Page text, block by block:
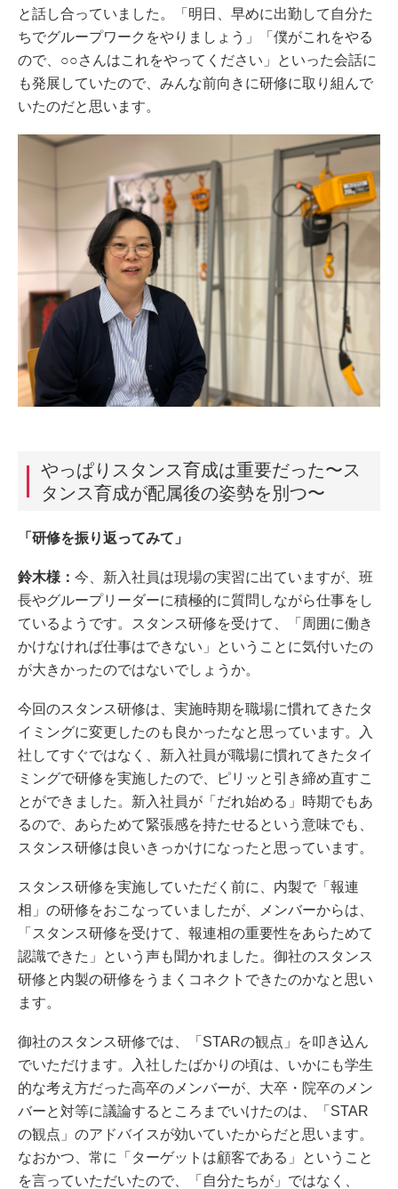
と話し合っていました。「明日、早めに出勤して自分た
ちでグループワークをやりましょう」「僕がこれをやる
ので、○○さんはこれをやってください」といった会話に
も発展していたので、みんな前向きに研修に取り組んで
いたのだと思います。
やっぱりスタンス育成は重要だった〜ス
タンス育成が配属後の姿勢を別つ〜
「研修を振り返ってみて 」
鈴木様： 今、新入社員は現場の実習に出ていますが、班
長やグループリーダーに積極的に質問しながら仕事をし
ているようです。スタンス研修を受けて、「周囲に働き
かけなければ仕事はできない」ということに気付いたの
が大きかったのではないでしょうか。
今回のスタンス研修は、実施時期を職場に慣れてきたタ
イミングに変更したのも良かったなと思っています。入
社してすぐではなく、新入社員が職場に慣れてきたタイ
ミングで研修を実施したので、ピリッと引き締め直すこ
とができました。新入社員が「だれ始める」時期でもあ
るので、あらためて緊張感を持たせるという意味でも、
スタンス研修は良いきっかけになったと思っています。
スタンス研修を実施していただく前に、内製で「報連
相」の研修をおこなっていましたが、メンバーからは、
「スタンス研修を受けて、報連相の重要性をあらためて
認識できた」という声も聞かれました。御社のスタンス
研修と内製の研修をうまくコネクトできたのかなと思い
ます。
御社のスタンス研修では、「STARの観点」を叩き込ん
でいただけます。入社したばかりの頃は、いかにも学生
的な考え方だった高卒のメンバーが、大卒・院卒のメン
バーと対等に議論するところまでいけたのは、「STAR
の観点」のアドバイスが効いていたからだと思います。
なおかつ、常に「ターゲットは顧客である」ということ
を言っていただいたので、「自分たちが」ではなく、